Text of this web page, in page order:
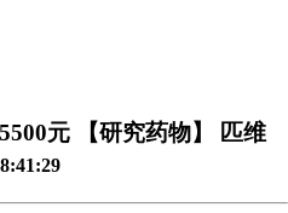
元 【研究药物】 匹维